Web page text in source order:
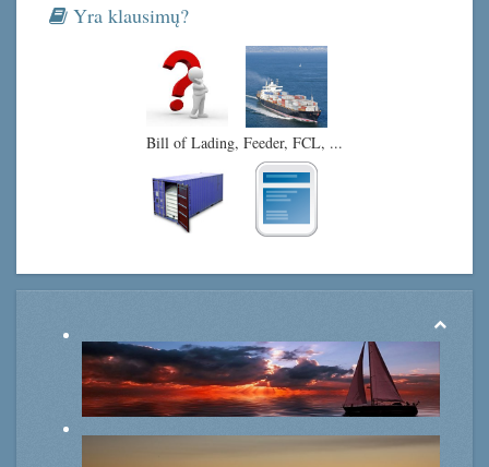
Yra klausimų?
Bill of Lading, Feeder, FCL, ...